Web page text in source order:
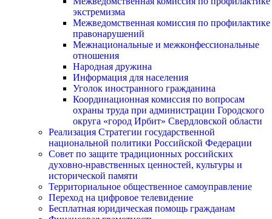
экстремизма
Межведомственная комиссия по профилактике
правонарушений
Межнациональные и межконфессиональные
отношения
Народная дружина
Информация для населения
Уголок иностранного гражданина
Координационная комиссия по вопросам
охраны труда при администрации Городского
округа «город Ирбит» Свердловской области
Реализация Стратегии государственной
национальной политики Российской Федерации
Совет по защите традиционных российских
духовно-нравственных ценностей, культуры и
исторической памяти
Территориальное общественное самоуправление
Переход на цифровое телевидение
Бесплатная юридическая помощь гражданам